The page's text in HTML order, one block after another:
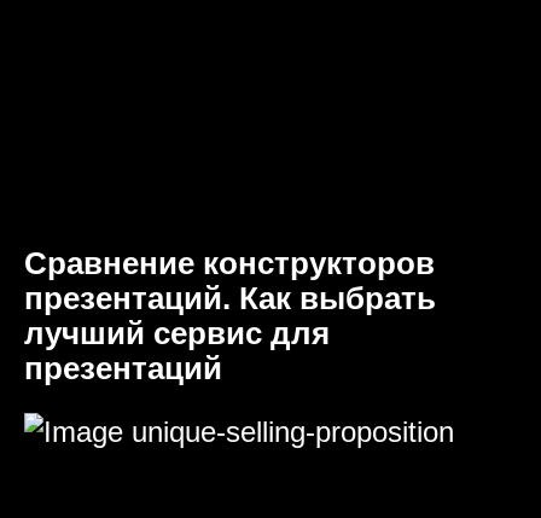
Сравнение конструкторов
презентаций. Как выбрать
лучший сервис для
презентаций